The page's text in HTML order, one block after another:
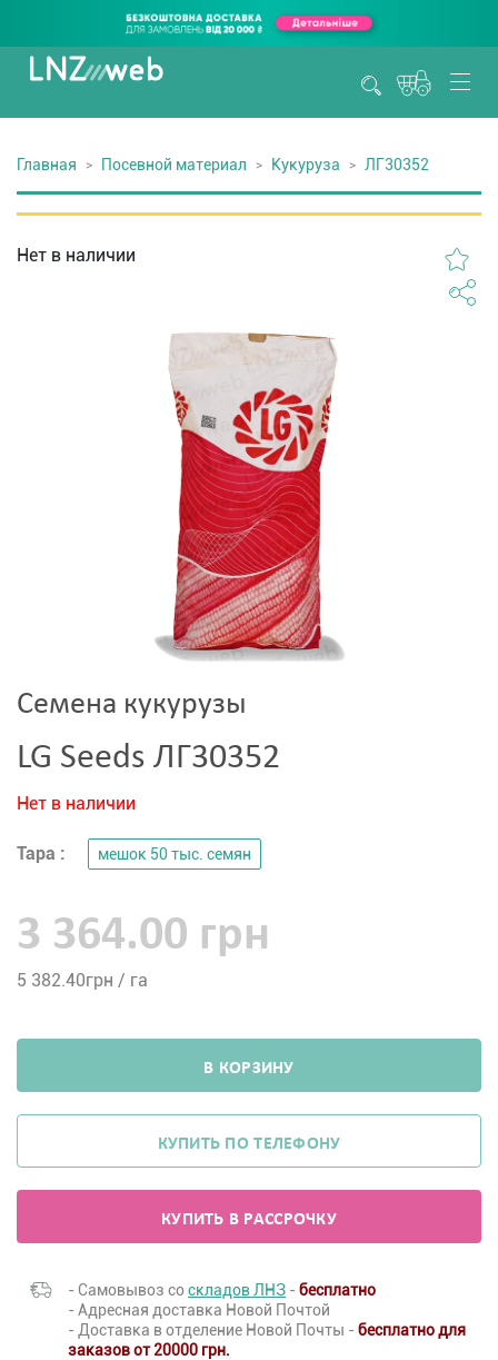
Главная Посевной материал Кукуруза ЛГ30352
Нет в наличии
Семена кукурузы
LG Seeds ЛГ30352
Нет в наличии
Тара : мешок 50 тыс. семян
3 364.00 грн
5 382.40грн / га
В КОРЗИНУ
КУПИТЬ ПО ТЕЛЕФОНУ
КУПИТЬ В РАССРОЧКУ
- Самовывоз соскладов ЛНЗ - бесплатно
- Адресная доставка Новой Почтой
- Доставка в отделение Новой Почты - бесплатно для
заказов от 20000 грн.